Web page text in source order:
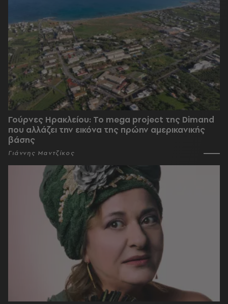
Γούρνες Ηρακλείου: To mega project της Dimand
που αλλάζει την εικόνα της πρώην αμερικανικής
βάσης
Γιάννης Μαντζίκος